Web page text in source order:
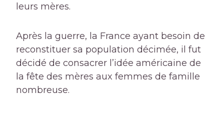
leurs mères.
Après la guerre, la France ayant besoin de
reconstituer sa population décimée, il fut
décidé de consacrer l’idée américaine de
la fête des mères aux femmes de famille
nombreuse.